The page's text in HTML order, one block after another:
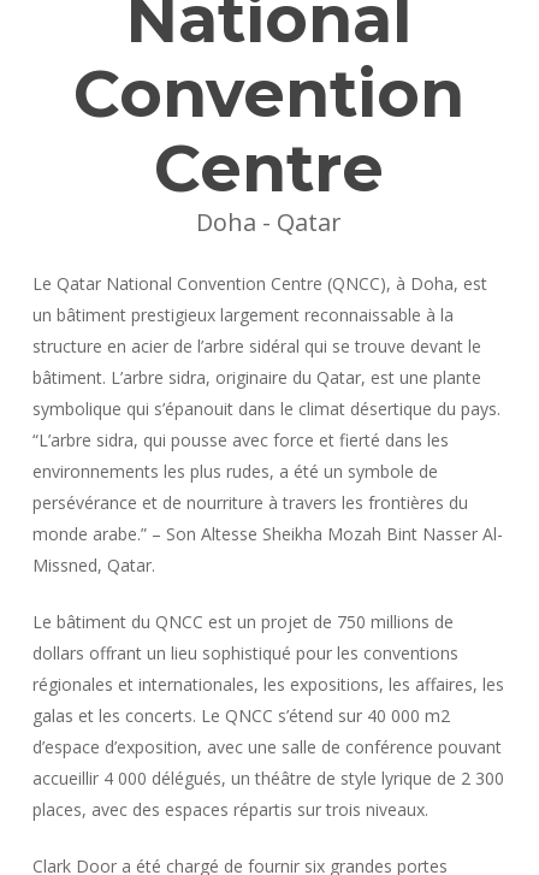
National
Convention
Centre
Doha - Qatar
Le Qatar National Convention Centre (QNCC), à Doha, est
un bâtiment prestigieux largement reconnaissable à la
structure en acier de l’arbre sidéral qui se trouve devant le
bâtiment. L’arbre sidra, originaire du Qatar, est une plante
symbolique qui s’épanouit dans le climat désertique du pays.
“L’arbre sidra, qui pousse avec force et fierté dans les
environnements les plus rudes, a été un symbole de
persévérance et de nourriture à travers les frontières du
monde arabe.” – Son Altesse Sheikha Mozah Bint Nasser Al-
Missned, Qatar.
Le bâtiment du QNCC est un projet de 750 millions de
dollars offrant un lieu sophistiqué pour les conventions
régionales et internationales, les expositions, les affaires, les
galas et les concerts. Le QNCC s’étend sur 40 000 m2
d’espace d’exposition, avec une salle de conférence pouvant
accueillir 4 000 délégués, un théâtre de style lyrique de 2 300
places, avec des espaces répartis sur trois niveaux.
Clark Door a été chargé de fournir six grandes portes